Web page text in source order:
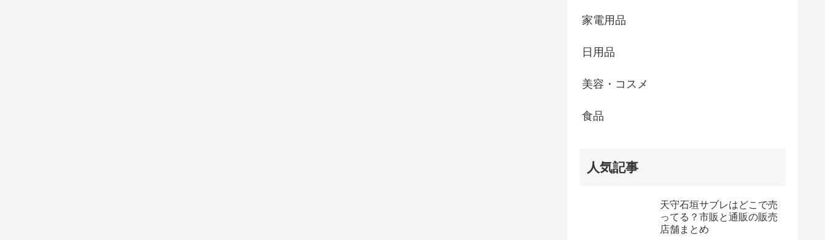
家電用品
日用品
美容・コスメ
食品
人気記事
天守石垣サブレはどこで売
ってる？市販と通販の販売
店舗まとめ